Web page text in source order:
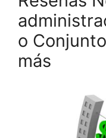
o
más